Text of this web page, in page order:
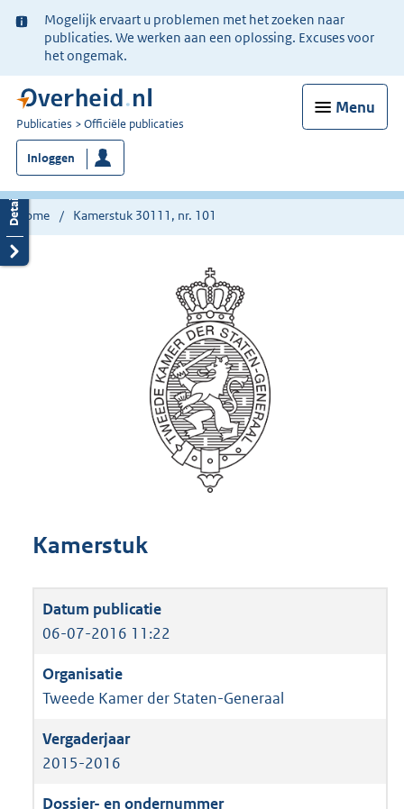
Ter
informatie:
Mogelijk ervaart u problemen met het zoeken naar
publicaties. We werken aan een oplossing. Excuses voor
het ongemak.
Menu
U
bent
nu
hier:
Publicaties Officiële publicaties
Inloggen
Home Kamerstuk 30111, nr. 101
Kamerstuk
06-07-2016 11:22
Tweede Kamer der Staten-Generaal
2015-2016